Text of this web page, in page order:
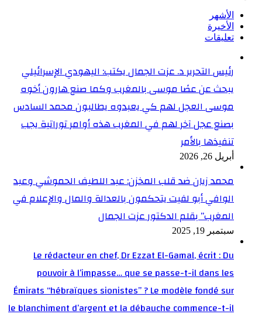
الأشهر
الأخيرة
تعليقات
رئيس التحرير د. عزت الجمال يكتب: اليهودي الإسرائيلي
يبحث عن عصًا موسى بالمغرب وكما صنع هارون أخوه
موسى العجل لهم كي يعبدوه يطالبون محمد السادس
بصنع عجل آخر لهم في المغرب هذه أوامر توراتية يجب
تنفيذها بالأمر
أبريل 26, 2026
محمد زيان ضد قلب المخزن: عبد اللطيف الحموشي وعبد
الوافي أبو لفيت يتحكمون بالعدالة والمال والإعلام في
المغرب” بقلم الدكتور عزت الجمال
سبتمبر 19, 2025
Le rédacteur en chef, Dr Ezzat El-Gamal, écrit : Du
pouvoir à l’impasse… que se passe-t-il dans les
Émirats “hébraïques sionistes” ? Le modèle fondé sur
le blanchiment d’argent et la débauche commence-t-il